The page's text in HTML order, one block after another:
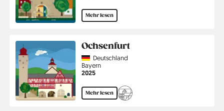
Mehr lesen
Ochsenfurt
CountryDeutschland
Region
Bayern
Jahr
2025
Mehr lesen